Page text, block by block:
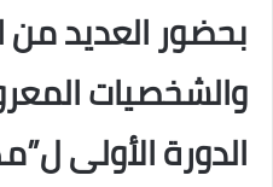
بحضور العديد
والشخصيات
الدورة الأولى